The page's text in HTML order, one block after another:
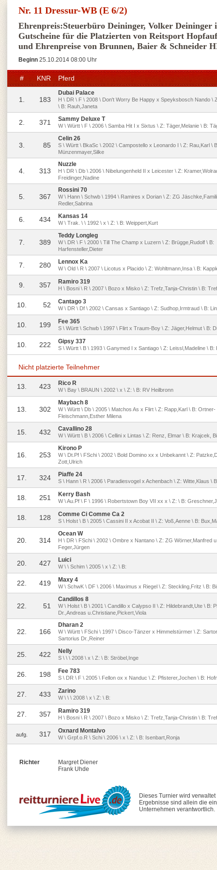
Nr. 11 Dressur-WB (E 6/2)
Ehrenpreis:Steuerbüro Deininger, Volker Deininger
Gutscheine für die Platzierten von Reitsport Hopfauf
und Ehrenpreise von Brunnen, Baier & Schneider
Beginn 25.10.2014 08:00 Uhr
# KNR Pferd
1. 183
Dubai Palace
H \ DR \ F \ 2008 \ Don't Worry Be Happy x Speyksbosch Nando \
\ B: Rauh,Janeta
2. 371 Sammy Deluxe T
W \ Württ \ F \ 2006 \ Samba Hit I x Sixtus \ Z: Täger,Melanie \ B:
3. 85
Celin 26
S \ Württ \ BkaSc \ 2002 \ Campostello x Leonardo I \ Z: Rau,Karl \
Münzenmayer,Silke
4. 313
Nuzzle
H \ DR \ Db \ 2006 \ Nibelungenheld II x Leicester \ Z:
Freidinger,Nadine
5. 367
Rossini 70
W \ Hann \ Schwb \ 1994 \ Ramires x Dorian \ Z: ZG
Redler,Sabrina
6. 434 Kansas 14
W \ Trak. \ \ 1992 \ x \ Z: \ B: Weippert,Kurt
7. 389
Teddy Longleg
W \ DR \ F \ 2000 \ Till The Champ x Luzern \ Z: Brügge,Rudolf \ B:
Harfensteller,Dieter
7. 280 Lennox Ka
W \ Old \ R \ 2007 \ Licotus x Placido \ Z: Wohltmann,Insa \ B:
9. 357 Ramiro 319
H \ Bosni \ R \ 2007 \ Bozo x Misko \ Z: Trefz,Tanja-Christin \ B:
10. 52 Cantago 3
W \ DR \ Df \ 2002 \ Cansas x Santiago \ Z: Sudhop,Irmtraud \ B:
10. 199 Fee 365
S \ Württ \ Schwb \ 1997 \ Flirt x Traum-Boy \ Z: Jäger,Helmut \ B:
10. 222 Gipsy 337
S \ Württ \ B \ 1993 \ Ganymed I x Santiago \ Z: Leissl,Madeline \ B:
Nicht platzierte Teilnehmer
13. 423 Rico R
W \ Bay \ BRAUN \ 2002 \ x \ Z: \ B: RV Heilbronn
13. 302
Maybach 8
W \ Württ \ Db \ 2005 \ Matchos As x Flirt \ Z: Rapp,Karl \ B: Ortner-
Fleischmann,Esther Milena
15. 432 Cavallino 28
W \ Württ \ B \ 2006 \ Cellini x Lintas \ Z: Renz, Elmar \ B: Krajcek,
16. 253
Kirono P
W \ Dt.Pf \ FSchi \ 2002 \ Bold Domino xx x Unbekannt \ Z:
Zott,Ulrich
17. 324 Piaffe 24
S \ Hann \ R \ 2006 \ Paradiesvogel x Achenbach \ Z: Witte,Klaus \
18. 251 Kerry Bash
W \ Au.Pf \ F \ 1996 \ Robertstown Boy VII xx x \ Z: \ B:
18. 128 Comme Ci Comme Ca 2
S \ Holst \ B \ 2005 \ Cassini II x Acobat II \ Z: Voß,Aenne \ B:
20. 314
Ocean W
H \ DR \ FSchi \ 2002 \ Ombre x Nantano \ Z: ZG Wörner,Manfred
Feger,Jürgen
20. 427 Luici
W \ \ Schim \ 2005 \ x \ Z: \ B:
22. 419 Maxy 4
W \ SchwK \ DF \ 2006 \ Maximus x Riegel \ Z: Steckling,Fritz \ B:
22. 51
Candillos 8
W \ Holst \ B \ 2001 \ Candillo x Calypso II \ Z: Hildebrandt,Ute \ B:
Dr.,Andreas u.Christiane,Pickert,Viola
22. 166
Dharan 2
W \ Württ \ FSchi \ 1997 \ Disco-Tänzer x Himmelstürmer \ Z:
Sartorius Dr.,Reiner
25. 422 Nelly
S \ \ \ 2008 \ x \ Z: \ B: Ströbel,Inge
26. 198 Fee 783
S \ DR \ F \ 2005 \ Fellon ox x Nanduc \ Z: Pfisterer,Jochen \ B:
27. 433 Zarino
W \ \ \ 2008 \ x \ Z: \ B:
27. 357 Ramiro 319
H \ Bosni \ R \ 2007 \ Bozo x Misko \ Z: Trefz,Tanja-Christin \ B:
aufg. 317 Oxnard Montalvo
W \ Grpf.o.R \ Schi \ 2006 \ x \ Z: \ B: Isenbart,Ronja
Richter
Margret Diener
Frank Uhde
Dieses Turnier wird
Ergebnisse sind allein die
Unternehmen verantwortlich.